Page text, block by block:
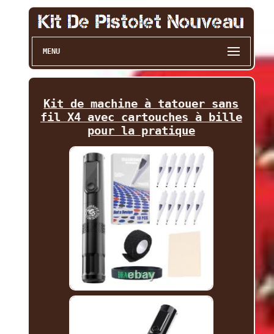
MENU
Kit de machine à tatouer sans
fil X4 avec cartouches à bille
pour la pratique